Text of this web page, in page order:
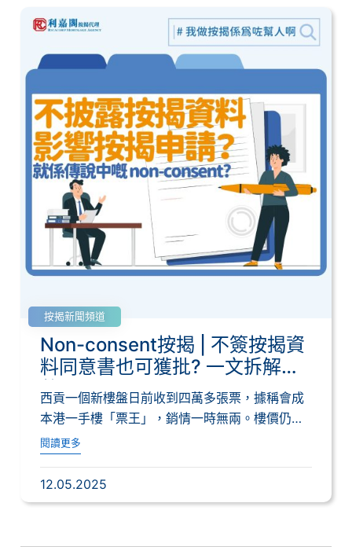
按揭新聞頻道
Non-consent按揭 | 不簽按揭資
料同意書也可獲批? 一文拆解利
弊
西貢一個新樓盤日前收到四萬多張票，據稱會成
本港一手樓「票王」，銷情一時無兩。樓價仍處
較低水...
閱讀更多
12.05.2025